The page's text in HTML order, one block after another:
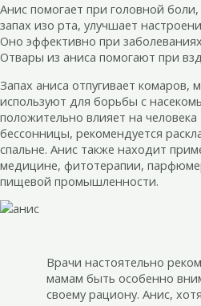
Анис помогает при головной
запах изо рта, улучшает
Оно эффективно при
Отвары из аниса помогают при
Запах аниса отпугивает комаров,
используют для борьбы с
положительно влияет на
бессонницы, рекомендуется
спальне. Анис также находит
медицине, фитотерапии,
пищевой промышленности.
Врачи настоятельно
мамам быть особенно
своему рациону. Анис,